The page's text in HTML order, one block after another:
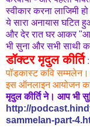
स्वीकार करना लाजिमी
ये सारा अनायास घटित
और देर रात घर आकर
भी सुना और सभी साथी
डॉक्टर मृदुल कीर्ति
पॉडकास्ट कवि सम्मलेन।
इस ऑनलाइन आयोजन का
मृदुल कीर्तिने। आप भी
http://
sammelan-part-